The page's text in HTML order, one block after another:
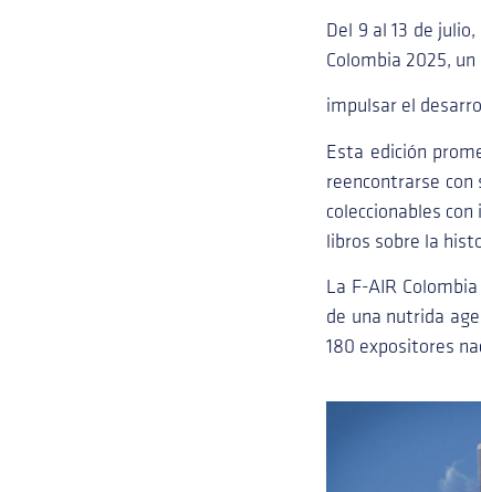
Del 9 al 13 de
Colombia 2025,
impulsar el
Esta edición
reencontrarse con
coleccionables
libros sobre la
La F-AIR
de una nutrida
180 expositores